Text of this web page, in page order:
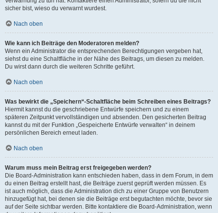
sicher bist, wieso du verwarnt wurdest.
Nach oben
Wie kann ich Beiträge den Moderatoren melden?
Wenn ein Administrator die entsprechenden Berechtigungen vergeben hat,
siehst du eine Schaltfläche in der Nähe des Beitrags, um diesen zu melden.
Du wirst dann durch die weiteren Schritte geführt.
Nach oben
Was bewirkt die „Speichern“-Schaltfläche beim Schreiben eines Beitrags?
Hiermit kannst du die geschriebene Entwürfe speichern und zu einem
späteren Zeitpunkt vervollständigen und absenden. Den gesicherten Beitrag
kannst du mit der Funktion „Gespeicherte Entwürfe verwalten“ in deinem
persönlichen Bereich erneut laden.
Nach oben
Warum muss mein Beitrag erst freigegeben werden?
Die Board-Administration kann entschieden haben, dass in dem Forum, in dem
du einen Beitrag erstellt hast, die Beiträge zuerst geprüft werden müssen. Es
ist auch möglich, dass die Administration dich zu einer Gruppe von Benutzern
hinzugefügt hat, bei denen sie die Beiträge erst begutachten möchte, bevor sie
auf der Seite sichtbar werden. Bitte kontaktiere die Board-Administration, wenn